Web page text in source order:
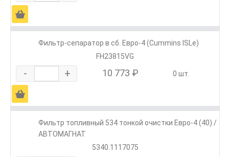
Ä
Фильтр-сепаратор в сб. Евро-4 (Cummins ISLe)
FH23815VG
- + 10 773 ₽ 0 шт.
Ä
Фильтр топливный 534 тонкой очистки Евро-4 (40) /
АВТОМАГНАТ
5340.1117075